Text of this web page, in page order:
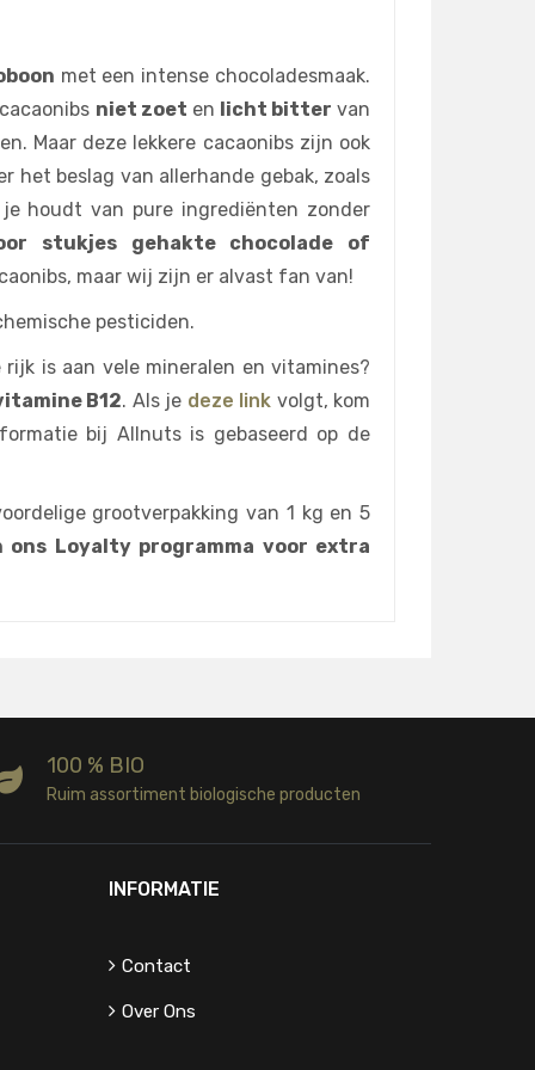
met een intense chocoladesmaak.
niet zoet en licht bitter van
Maar deze lekkere cacaonibs zijn ook
het beslag van allerhande gebak, zoals
houdt van pure ingrediënten zonder
stukjes gehakte chocolade of
maar wij zijn er alvast fan van!
pesticiden.
is aan vele mineralen en vitamines?
B12. Als je deze link volgt, kom
bij Allnuts is gebaseerd op de
grootverpakking van 1 kg en 5
Loyalty programma voor extra
100 % BIO
Ruim assortiment biologische producten
INFORMATIE
Contact
Over Ons